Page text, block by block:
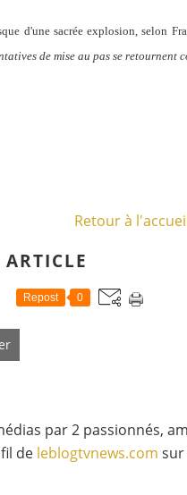
d'une sacrée explosion, selon
de mise au pas se retournent
Retour à
ARTICLE
Repost 0
par 2 passionnés,
de leblogtvnews.com sur